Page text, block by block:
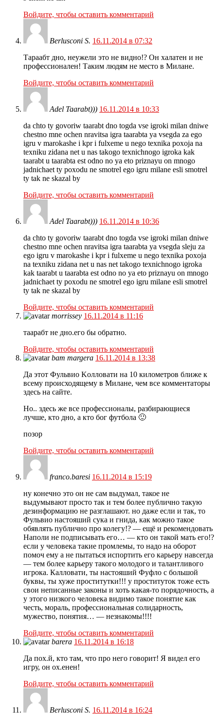
Войдите, чтобы оставить комментарий
Berlusconi S. 16.11.2014 в 07:32
Тараабт дно, неужели это не видно!? Он халатен и не
профессионален! Таким людям не место в Милане.
Войдите, чтобы оставить комментарий
Adel Taarabt))) 16.11.2014 в 10:33
da chto ty govoriw taarabt dno togda vse igroki milan dniwe
chestno mne ochen nravitsa igra taarabta ya vsegda za ego
igru v marokashe i kpr i fulxeme u nego texnika poxoja na
texniku zidana net u nas takogo texnichnogo igroka kak
taarabt u taarabta est odno no ya eto priznayu on mnogo
jadnichaet ty poxodu ne smotrel ego igru milane esli smotrel
ty tak ne skazal by
Войдите, чтобы оставить комментарий
Adel Taarabt))) 16.11.2014 в 10:36
da chto ty govoriw taarabt dno togda vse igroki milan dniwe
chestno mne ochen nravitsa igra taarabta ya vsegda sleju za
ego igru v marokashe i kpr i fulxeme u nego texnika poxoja
na texniku zidana net u nas net takogo texnichnogo igroka
kak taarabt u taarabta est odno no ya eto priznayu on mnogo
jadnichaet ty poxodu ne smotrel ego igru milane esli smotrel
ty tak ne skazal by
Войдите, чтобы оставить комментарий
morrissey 16.11.2014 в 11:16
таарабт не дно.его бы обратно.
Войдите, чтобы оставить комментарий
bam margera 16.11.2014 в 13:38
Да этот Фульвио Koлловати на 10 километров ближе к
всему происходящему в Милане, чем все комментаторы
здесь на сайте.
Но.. здесь же все профессионалы, разбирающиеся
лучше, кто дно, а кто бог футбола 🙂
позор
Войдите, чтобы оставить комментарий
franco.baresi 16.11.2014 в 15:19
ну конечно это он не сам выдумал, такое не
выдумывают просто так и тем более публично такую
дезинформацию не разглашают. но даже если и так, то
Фульвио настояший сука и гнида, как можно такое
обявлять публично про колегу!? — ещё и рекомендовать
Наполи не подписывать его… — кто он такой мать его!?
если у человека такие промлемы, то надо на оборот
помоч ему а не пытаться испортить его карьеру навсегда
— тем более карьеру такого молодого и талантливого
игрока. Калловати, ты настояший Фуфло с большой
буквы, ты хуже проститутки!!! у проституток тоже есть
свои неписанные законы и хоть какая-то порядочность, а
у этого низкого человека видимо такое понятие как
честь, мораль, профессиональная солидарность,
мужество, понятия… — незнакомы!!!!
Войдите, чтобы оставить комментарий
barera 16.11.2014 в 16:18
Да пох.й, кто там, что про него говорит! Я видел его
игру, он ох.енен!
Войдите, чтобы оставить комментарий
Berlusconi S. 16.11.2014 в 16:24